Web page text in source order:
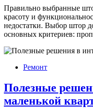
Правильно выбранные
красоту и
недостатки. Выбор штор
основных критериев:
Ремонт
Полезные
маленькой